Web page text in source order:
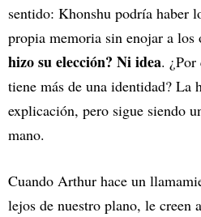
sentido: Khonshu podría haber
propia memoria sin enojar a los
hizo su elección? Ni idea.
tiene más de una identidad? La
explicación, pero sigue siendo
mano.
Cuando Arthur hace un
lejos de nuestro plano, le creen